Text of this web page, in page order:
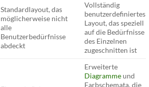
Standardlayout, das
möglicherweise nicht
alle
Benutzerbedürfnisse
abdeckt
Vollständig
benutzerdefiniertes
Layout, das speziell
auf die Bedürfnisse
des Einzelnen
zugeschnitten ist
Erweiterte
Diagramme und
Farbschemata, die